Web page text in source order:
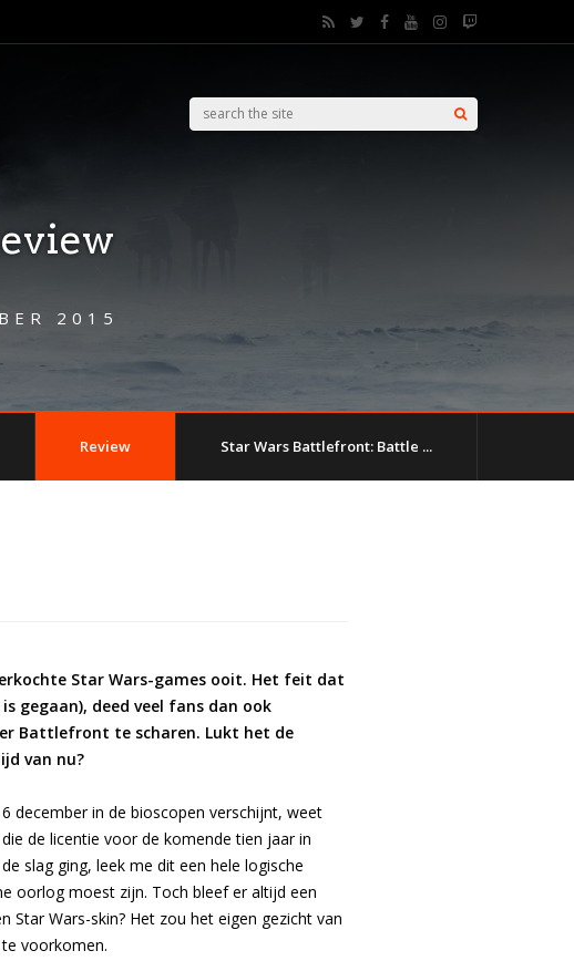
2015
Review Star Wars Battlefront: Battle ...
Star Wars-games ooit. Het feit dat
gegaan), deed veel fans dan ook
Battlefront te scharen. Lukt het de
van nu?
december in de bioscopen verschijnt, weet
de licentie voor de komende tien jaar in
slag ging, leek me dit een hele logische
oorlog moest zijn. Toch bleef er altijd een
Wars-skin? Het zou het eigen gezicht van
voorkomen.